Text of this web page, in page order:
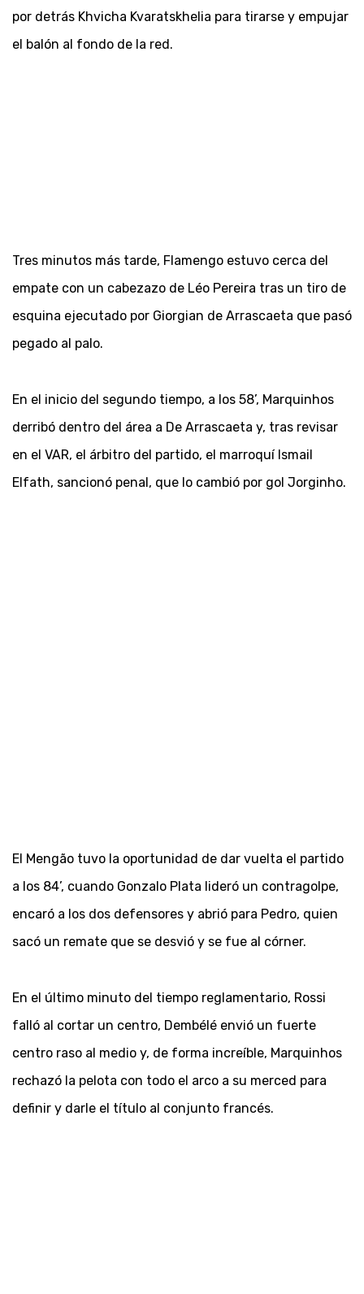
por detrás Khvicha Kvaratskhelia para tirarse y empujar
el balón al fondo de la red.
Tres minutos más tarde, Flamengo estuvo cerca del
empate con un cabezazo de Léo Pereira tras un tiro de
esquina ejecutado por Giorgian de Arrascaeta que pasó
pegado al palo.
En el inicio del segundo tiempo, a los 58’, Marquinhos
derribó dentro del área a De Arrascaeta y, tras revisar
en el VAR, el árbitro del partido, el marroquí Ismail
Elfath, sancionó penal, que lo cambió por gol Jorginho.
El Mengão tuvo la oportunidad de dar vuelta el partido
a los 84’, cuando Gonzalo Plata lideró un contragolpe,
encaró a los dos defensores y abrió para Pedro, quien
sacó un remate que se desvió y se fue al córner.
En el último minuto del tiempo reglamentario, Rossi
falló al cortar un centro, Dembélé envió un fuerte
centro raso al medio y, de forma increíble, Marquinhos
rechazó la pelota con todo el arco a su merced para
definir y darle el título al conjunto francés.